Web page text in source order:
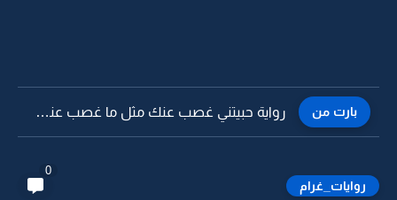
بارت من رواية حبيتني غصب عنك مثل ما غصب عني حبيتك 10
روايات_غرام
0